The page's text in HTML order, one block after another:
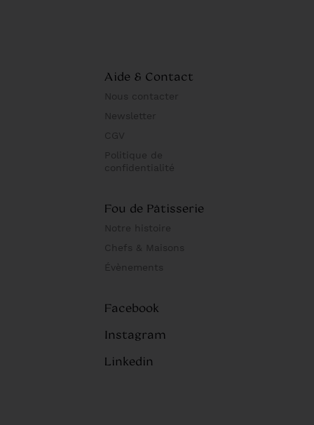
Aide & Contact
Nous contacter
Newsletter
CGV
Politique de
confidentialité
Fou de Pâtisserie
Notre histoire
Chefs & Maisons
Évènements
Facebook
Instagram
Linkedin